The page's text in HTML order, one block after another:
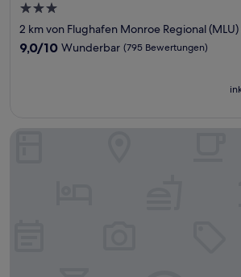
3.0-
Sterne-
Unterkunft
2 km von Flughafen Monroe Regional
9.0
9,0/10 Wunderbar (795 Bewertungen)